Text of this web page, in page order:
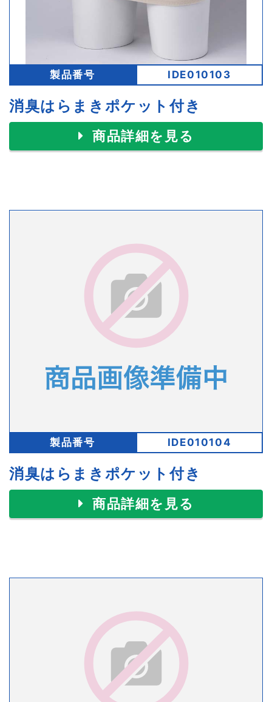
製品番号 IDE010103
消臭はらまきポケット付き
商品詳細を見る
製品番号 IDE010104
消臭はらまきポケット付き
商品詳細を見る